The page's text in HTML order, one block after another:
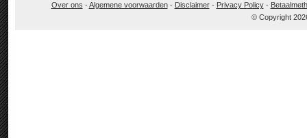
Over ons -Algemene voorwaarden- Disclaimer- Privacy Policy-
© Copyright